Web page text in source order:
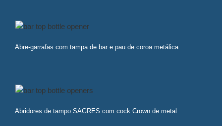
Abre-garrafas com tampa de bar e pau de coroa metálica
Abridores de tampo SAGRES com cock Crown de metal